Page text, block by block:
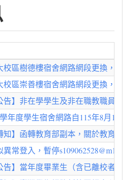
校區樹德樓宿舍網路網段更換，預
校區崇善樓宿舍網路網段更換，預
告】非在學學生及非在職教職員工
年度學生宿舍網路自115年8月18
知】函轉教育部副本，關於教育
異常登入，暫停
告】當年度畢業生（含已離校者）